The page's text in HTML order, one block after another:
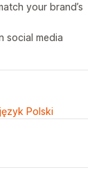
your brand’s
social media
Polski